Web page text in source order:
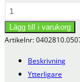
Tankgenomföring
QUICK
1"
-
fluorgummi
FPM
Lägg till i varukorg
Artikelnr:
Beskrivning
Ytterligare